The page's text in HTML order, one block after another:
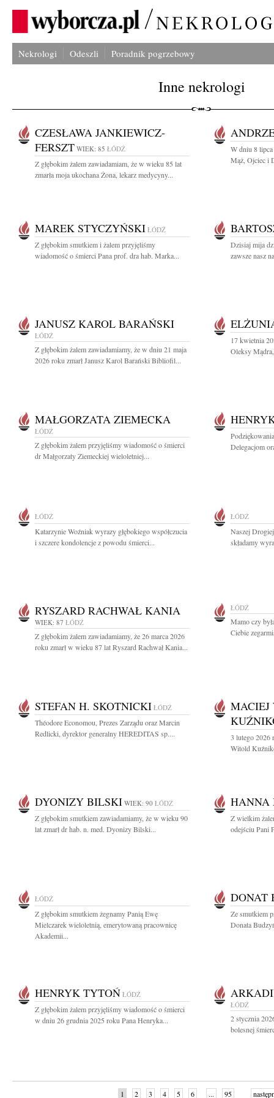
Nekrologi Odeszli Poradnik pogrzebowy
Inne nekrologi
CZESŁAWA JANKIEWICZ-
FERSZT WIEK: 85 ŁÓDŹ
Z głębokim żalem zawiadamiam, że w wieku 85 lat
zmarła moja ukochana Żona, lekarz medycyny...
W dniu 8 lipca
Mąż, Ojciec i
MAREK STYCZYŃSKI ŁÓDŹ
Z głębokim smutkiem i żalem przyjęliśmy
wiadomość o śmierci Pana prof. dra hab. Marka...
Dzisiaj mija
zawsze nasz
JANUSZ KAROL BARAŃSKI
ŁÓDŹ
Z głębokim żalem zawiadamiamy, że w dniu 21 maja
2026 roku zmarł Janusz Karol Barański Bibliofil...
17 kwietnia
Oleksy
MAŁGORZATA ZIEMECKA
ŁÓDŹ
Z głębokim żalem przyjęliśmy wiadomość o śmierci
dr Małgorzaty Ziemeckiej wieloletniej...
Delegacjom
ŁÓDŹ
Katarzynie Woźniak wyrazy głębokiego współczucia
i szczere kondolencje z powodu śmierci...
ŁÓDŹ
Naszej
składamy
RYSZARD RACHWAŁ KANIA
WIEK: 87 ŁÓDŹ
Z głębokim żalem zawiadamiamy, że 26 marca 2026
roku zmarł w wieku 87 lat Ryszard Rachwał Kania...
ŁÓDŹ
Mamo czy
Ciebie
STEFAN H. SKOTNICKI ŁÓDŹ
Théodore Economou, Prezes Zarządu oraz Marcin
Redlicki, dyrektor generalny HEREDITAS sp....
MACIEJ
3 lutego 2026
Witold
DYONIZY BILSKI WIEK: 90 ŁÓDŹ
Z głębokim smutkiem zawiadamiamy, że w wieku 90
lat zmarł dr hab. n. med. Dyonizy Bilski...
Z wielkim
odejściu Pani
ŁÓDŹ
Z głębokim smutkiem żegnamy Panią Ewę
Mielczarek wieloletnią, emerytowaną pracownicę
Akademii...
DONAT
Ze smutkiem
Donata
HENRYK TYTOŃ ŁÓDŹ
Z głębokim żalem przyjęliśmy wiadomość o śmierci
w dniu 26 grudnia 2025 roku Pana Henryka...
ŁÓDŹ
2 stycznia
bolesnej
1 2 3 4 5 6 ... 95